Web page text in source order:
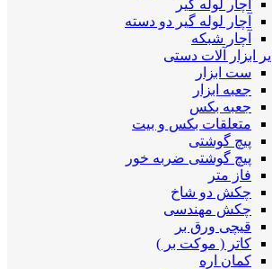
آچار لوله گیر
آچار لوله گیر دو دسته
آچار شبکه
ابزار آلات دستی
ست ابزار
جعبه ابزار
جعبه بکس
متعلقات بکس و بیت
پیچ گوشتی
پیچ گوشتی ضربه خور
فاز متر
چکش دو شاخ
چکش مهندسی
قیچی ورق بر
کاتر ( موکت بر )
کمان اره